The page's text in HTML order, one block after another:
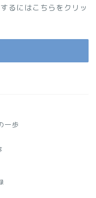
るにはこちらをクリッ
一歩